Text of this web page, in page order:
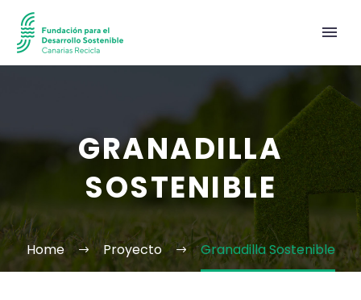
GRANADILLA
SOSTENIBLE
Home Proyecto Granadilla Sostenible